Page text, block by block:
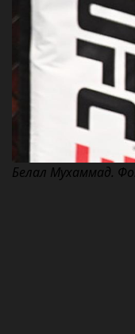
Белал Мухаммад.